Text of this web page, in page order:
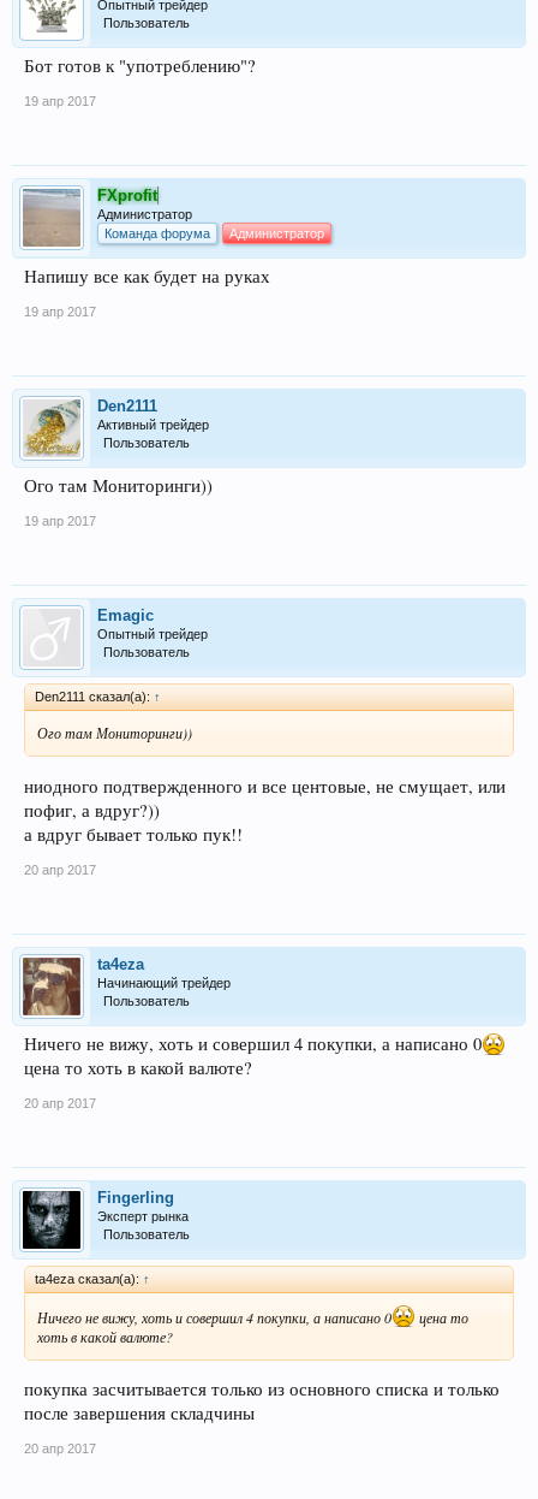
Опытный трейдер
Пользователь
Бот готов к "употреблению"?
19 апр 2017
FXprofit
Администратор
Команда форума
Администратор
Напишу все как будет на руках
19 апр 2017
Den2111
Активный трейдер
Пользователь
Ого там Мониторинги))
19 апр 2017
Emagic
Опытный трейдер
Пользователь
Den2111 сказал(а): ↑
Ого там Мониторинги))
ниодного подтвержденного и все центовые, не смущает, или
пофиг, а вдруг?))
а вдруг бывает только пук!!
20 апр 2017
ta4eza
Начинающий трейдер
Пользователь
Ничего не вижу, хоть и совершил 4 покупки, а написано 0
цена то хоть в какой валюте?
20 апр 2017
Fingerling
Эксперт рынка
Пользователь
ta4eza сказал(а): ↑
Ничего не вижу, хоть и совершил 4 покупки, а написано 0
цена то
хоть в какой валюте?
покупка засчитывается только из основного списка и только
после завершения складчины
20 апр 2017